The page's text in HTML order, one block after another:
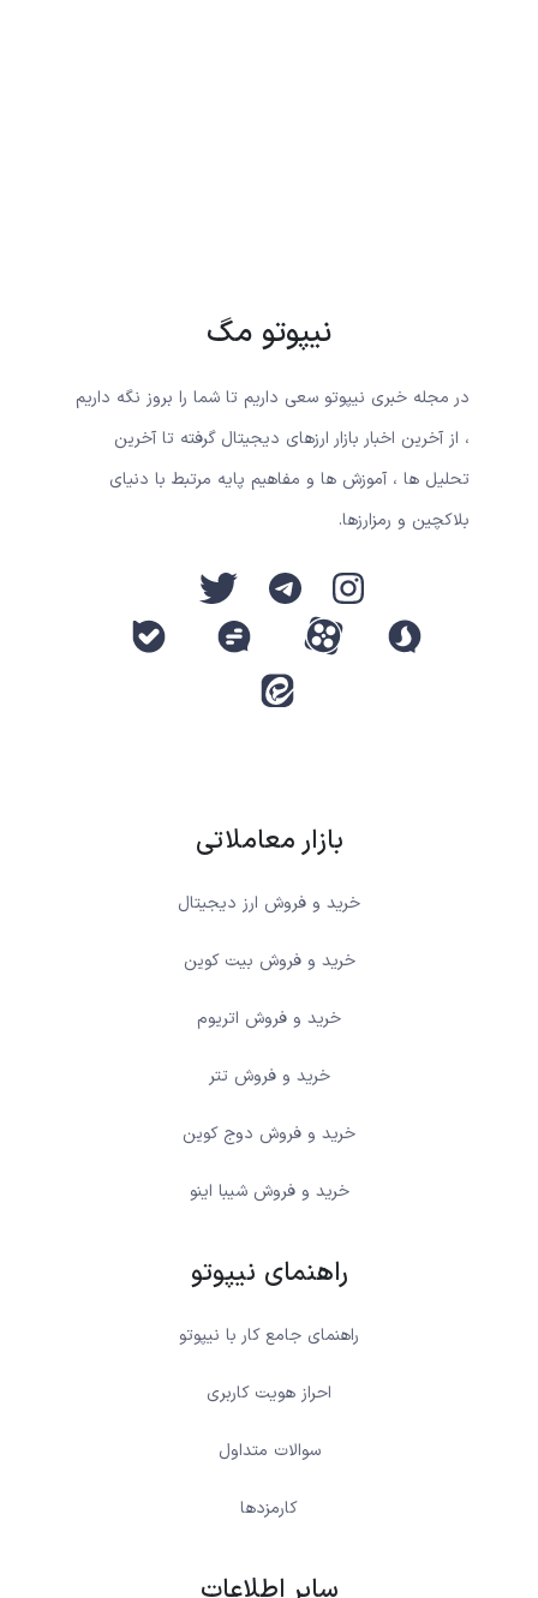
نیپوتو مگ
در مجله خبری نیپوتو سعی داریم تا شما را بروز نگه داریم
، از آخرین اخبار بازار ارزهای دیجیتال گرفته تا آخرین
تحلیل ها ، آموزش ها و مفاهیم پایه مرتبط با دنیای
بلاکچین و رمزارزها.
بازار معاملاتی
خرید و فروش ارز دیجیتال
خرید و فروش بیت کوین
خرید و فروش اتریوم
خرید و فروش تتر
خرید و فروش دوج کوین
خرید و فروش شیبا اینو
راهنمای نیپوتو
راهنمای جامع کار با نیپوتو
احراز هویت کاربری
سوالات متداول
کارمزدها
سایر اطلاعات